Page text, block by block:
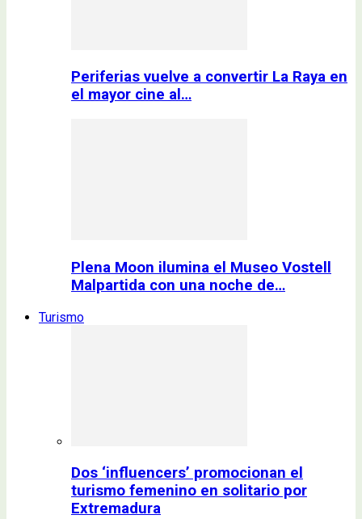
Periferias vuelve a convertir La Raya en
el mayor cine al…
Plena Moon ilumina el Museo Vostell
Malpartida con una noche de…
Turismo
Dos ‘influencers’ promocionan el
turismo femenino en solitario por
Extremadura